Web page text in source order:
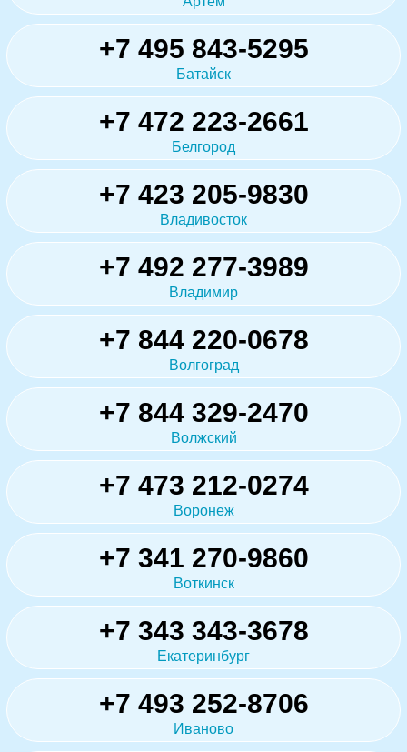
+7 495 843-5295
Батайск
+7 472 223-2661
Белгород
+7 423 205-9830
Владивосток
+7 492 277-3989
Владимир
+7 844 220-0678
Волгоград
+7 844 329-2470
Волжский
+7 473 212-0274
Воронеж
+7 341 270-9860
Воткинск
+7 343 343-3678
Екатеринбург
+7 493 252-8706
Иваново